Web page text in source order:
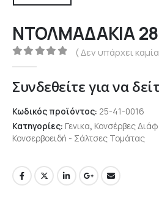
ΝΤΟΛΜΑΔΑΚΙΑ
0out of 5
( Δεν υπάρχει
Συνδεθείτε για να
Κωδικός προϊόντος: 25-41-0016
Κατηγορίες: Γενικα, Κονσέρβες
Κονσερβοειδή - Σάλτσες Τομάτας